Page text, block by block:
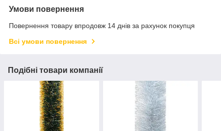
Умови повернення
Повернення товару впродовж 14 днів за рахунок покупця
Всі умови повернення
Подібні товари компанії